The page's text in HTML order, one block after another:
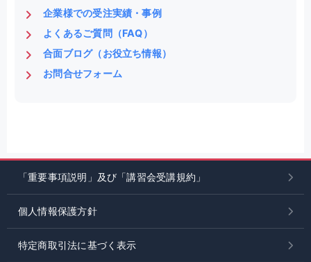
企業様での受注実績・事例
よくあるご質問（FAQ）
合面ブログ（お役立ち情報）
お問合せフォーム
「重要事項説明」及び「講習会受講規約」
個人情報保護方針
特定商取引法に基づく表示